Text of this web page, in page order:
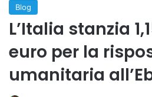
Blog
L’Italia stanzia
euro per la
umanitaria